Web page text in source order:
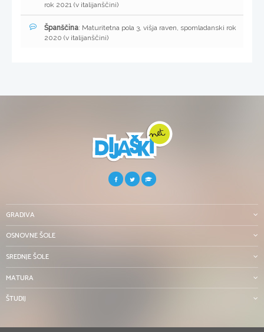
rok 2021 (v italijanščini)
Španščina: Maturitetna pola 3, višja raven, spomladanski rok
2020 (v italijanščini)
GRADIVA
OSNOVNE ŠOLE
SREDNJE ŠOLE
MATURA
ŠTUDIJ